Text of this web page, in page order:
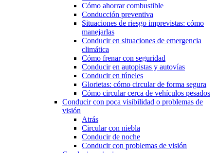
Cómo ahorrar combustible
Conducción preventiva
Situaciones de riesgo imprevistas: cómo
manejarlas
Conducir en situaciones de emergencia
climática
Cómo frenar con seguridad
Conducir en autopistas y autovías
Conducir en túneles
Glorietas: cómo circular de forma segura
Cómo circular cerca de vehículos pesados
Conducir con poca visibilidad o problemas de
visión
Atrás
Circular con niebla
Conducir de noche
Conducir con problemas de visión